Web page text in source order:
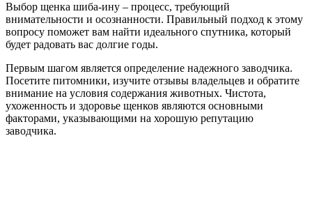
Выбор щенка шиба-ину – процесс, требующий
внимательности и осознанности. Правильный подход к этому
вопросу поможет вам найти идеального спутника, который
будет радовать вас долгие годы.
Первым шагом является определение надежного заводчика.
Посетите питомники, изучите отзывы владельцев и обратите
внимание на условия содержания животных. Чистота,
ухоженность и здоровье щенков являются основными
факторами, указывающими на хорошую репутацию
заводчика.